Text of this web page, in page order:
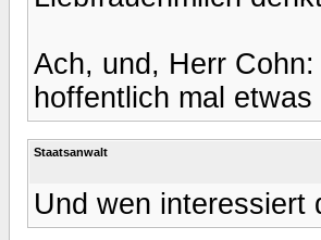
Ach, und, Herr
hoffentlich mal etwas
Staatsanwalt
Und wen interessiert